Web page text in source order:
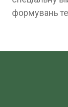
формувань